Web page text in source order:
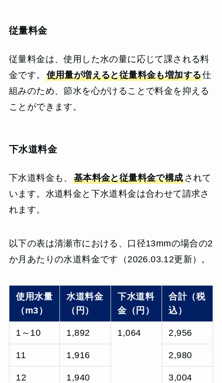
従量料金
従量料金は、使用した水の量に応じて課される料
金です。 使用量が増えると従量料金も増加する仕
組みのため、節水を心がけることで料金を抑える
ことができます。
下水道料金
下水道料金も、 基本料金と従量料金で構成されて
います。水道料金と下水道料金は合わせて請求さ
れます。
以下の表は清瀬市における、口径13mmの場合の2
か月あたりの水道料金です（2026.03.12更新）。
使用水量
（m3）
水道料金
（円）
下水道料
金（円）
合計（税
込）
1～10 1,892 1,064 2,956
11 1,916 2,980
12 1,940 3,004